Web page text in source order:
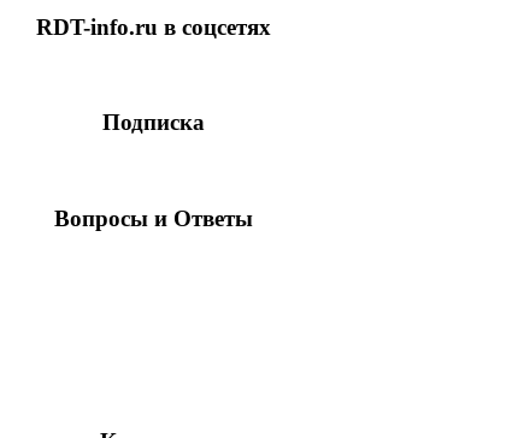
RDT-info.ru в соцсетях
Подписка
Вопросы и Ответы